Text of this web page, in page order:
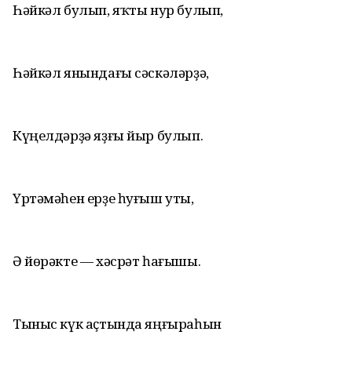
Һәйкәл булып, яҡты нур булып,
Һәйкәл янындағы сәскәләрҙә,
Күңелдәрҙә яҙғы йыр булып.
Үртәмәһен ерҙе һуғыш уты,
Ә йөрәкте — хәсрәт һағышы.
Тыныс күк аҫтында яңғыраһын